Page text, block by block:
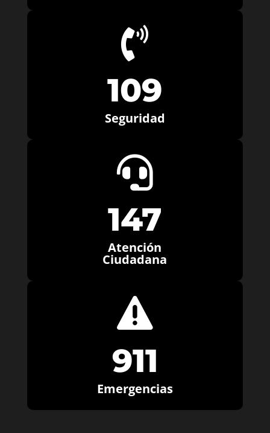

109
Seguridad

147
Atención
Ciudadana

911
Emergencias